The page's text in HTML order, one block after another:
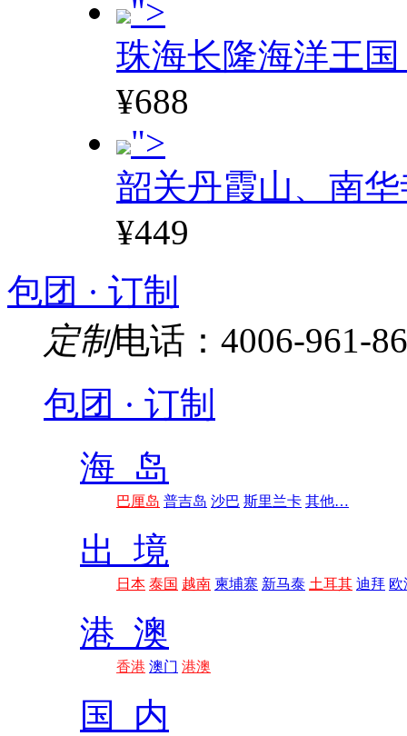
">
珠海长隆海洋王
¥688
">
韶关丹霞山、南
¥449
包团 · 订制
定制电话：4006-961-
包团 · 订制
海 岛
巴厘岛 普吉岛 沙巴 斯里兰卡 其他…
出 境
日本 泰国 越南 柬埔寨 新马泰 土耳其 迪拜 欧
港 澳
香港 澳门 港澳
国 内